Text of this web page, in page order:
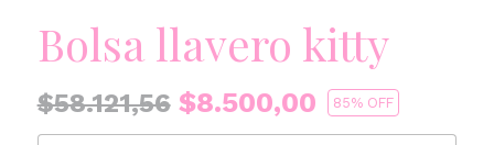
Bolsa llavero kitty
$58.121,56$8.500,00 85% OFF